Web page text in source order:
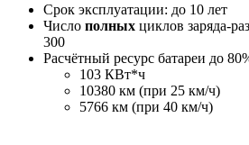
Срок эксплуатации: до 10 лет
Число полных циклов заряда-
300
Расчётный ресурс батареи до
103 КВт*ч
10380 км (при 25 км/ч)
5766 км (при 40 км/ч)